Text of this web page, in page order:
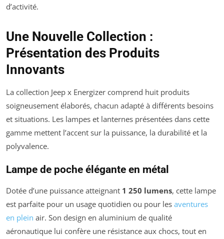
d’activité.
Une Nouvelle Collection :
Présentation des Produits
Innovants
La collection Jeep x Energizer comprend huit produits
soigneusement élaborés, chacun adapté à différents besoins
et situations. Les lampes et lanternes présentées dans cette
gamme mettent l’accent sur la puissance, la durabilité et la
polyvalence.
Lampe de poche élégante en métal
Dotée d’une puissance atteignant 1 250 lumens, cette lampe
est parfaite pour un usage quotidien ou pour les aventures
en plein air. Son design en aluminium de qualité
aéronautique lui confère une résistance aux chocs, tout en